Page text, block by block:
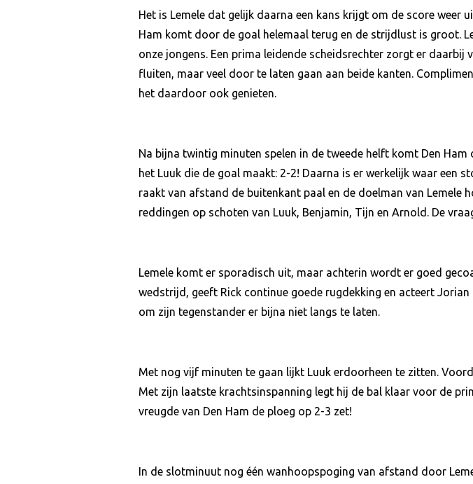
Het is Lemele dat gelijk daarna een kans krijgt om de score weer
Ham komt door de goal helemaal terug en de strijdlust is groot.
onze jongens. Een prima leidende scheidsrechter zorgt er
fluiten, maar veel door te laten gaan aan beide kanten.
het daardoor ook genieten.
Na bijna twintig minuten spelen in de tweede helft komt Den
het Luuk die de goal maakt: 2-2! Daarna is er werkelijk waar een
raakt van afstand de buitenkant paal en de doelman van Lemele
reddingen op schoten van Luuk, Benjamin, Tijn en Arnold. De
Lemele komt er sporadisch uit, maar achterin wordt er goed
wedstrijd, geeft Rick continue goede rugdekking en acteert
om zijn tegenstander er bijna niet langs te laten.
Met nog vijf minuten te gaan lijkt Luuk erdoorheen te zitten.
Met zijn laatste krachtsinspanning legt hij de bal klaar voor de
vreugde van Den Ham de ploeg op 2-3 zet!
In de slotminuut nog één wanhoopspoging van afstand door